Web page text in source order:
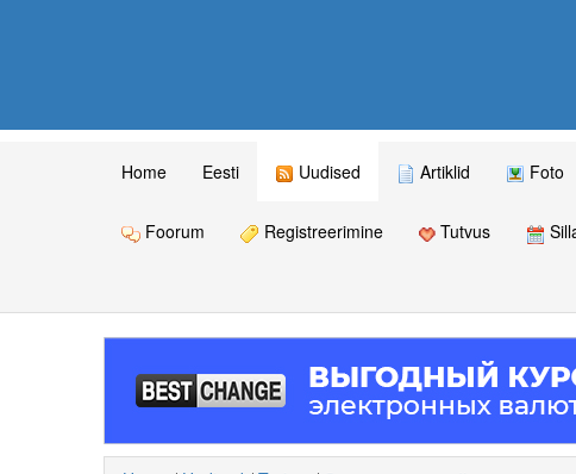
Home Eesti Uudised Artiklid Foto
Foorum Registreerimine Tutvus